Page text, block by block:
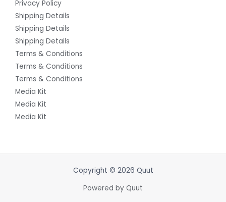
Privacy Policy
Shipping Details
Shipping Details
Shipping Details
Terms & Conditions
Terms & Conditions
Terms & Conditions
Media Kit
Media Kit
Media Kit
Copyright © 2026 Quut
Powered by Quut